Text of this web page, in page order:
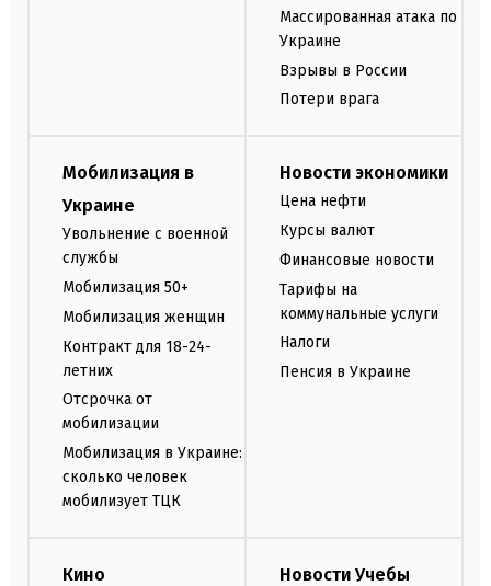
Массированная атака по
Украине
Взрывы в России
Потери врага
Мобилизация в
Украине
Увольнение с военной
службы
Мобилизация 50+
Мобилизация женщин
Контракт для 18-24-
летних
Отсрочка от
мобилизации
Мобилизация в Украине:
сколько человек
мобилизует ТЦК
Новости экономики
Цена нефти
Курсы валют
Финансовые новости
Тарифы на
коммунальные услуги
Налоги
Пенсия в Украине
Кино Новости Учебы